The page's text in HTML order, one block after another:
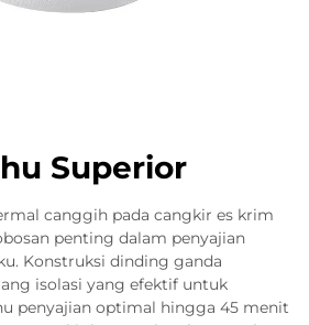
Superior
canggih pada cangkir es krim
penting dalam penyajian
Konstruksi dinding ganda
isolasi yang efektif untuk
penyajian optimal hingga 45 menit